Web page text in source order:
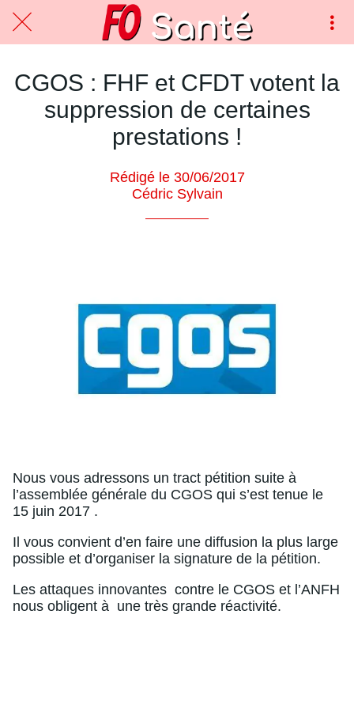
CGOS : FHF et CFDT votent la
suppression de certaines
prestations !
Rédigé le 30/06/2017
Cédric Sylvain
Nous vous adressons un tract pétition suite à
l’assemblée générale du CGOS qui s’est tenue le
15 juin 2017 .
Il vous convient d’en faire une diffusion la plus large
possible et d’organiser la signature de la pétition.
Les attaques innovantes contre le CGOS et l’ANFH
nous obligent à une très grande réactivité.